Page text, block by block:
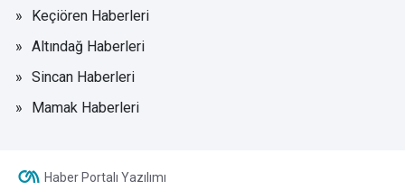
Keçiören Haberleri
Altındağ Haberleri
Sincan Haberleri
Mamak Haberleri
Haber Portalı Yazılımı